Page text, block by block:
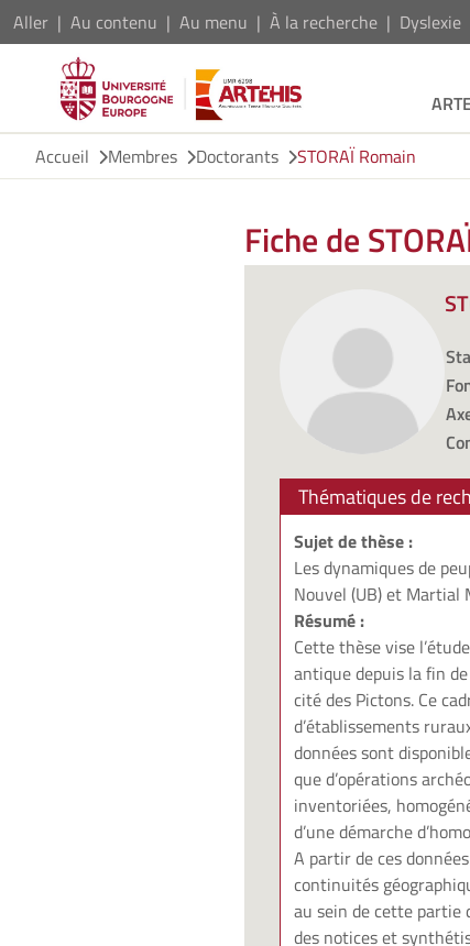
Aller Au contenu Au menu À la recherche Dyslexie
Accueil
Membres Doctorants STORAÏ Romain
Fiche de
Thématiques de
Sujet de thèse :
Les dynamiques de
Nouvel (UB) et Martial
Résumé :
Cette thèse vise
antique depuis la fin
cité des Pictons. Ce
d’établissements
données sont
que d’opérations
inventoriées,
d’une démarche
A partir de ces
continuités
au sein de cette partie
des notices et